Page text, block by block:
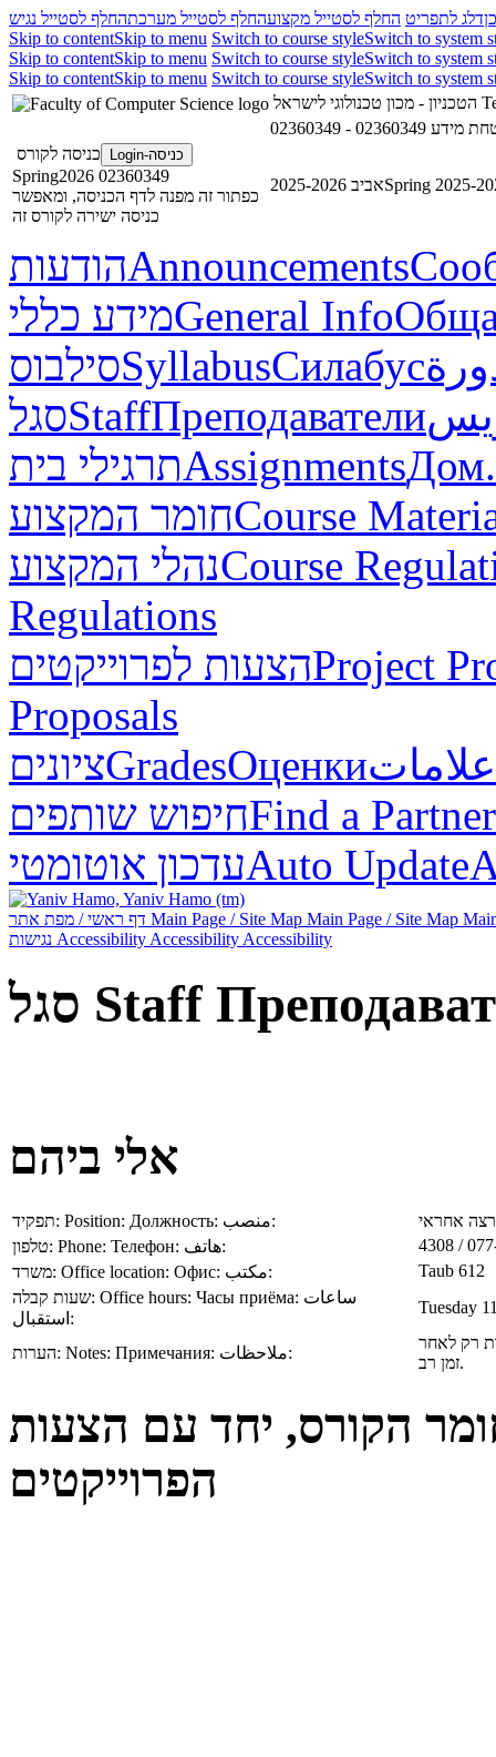
דלג לתפריט החלף לסטייל מקצועהחלף לסטייל מערכתהחלף לסטייל נגיש
Skip to contentSkip to menu Switch to course styleSwitch to system
Skip to contentSkip to menu Switch to course styleSwitch to system
Skip to contentSkip to menu Switch to course styleSwitch to system
באבטחת מידע
כניסה-Login
כניסה לקורס
02360349 Spring2026
כפתור זה מפנה לדף הכניסה, ומאפשר
כניסה ישירה לקורס זה
אביב 2025-2026Spring 2025-
הודעותAnnouncements
מידע כלליGeneral Info
סילבוסSyllabusСилабус
סגלStaffПреподаватели
תרגילי ביתAssignmentsДом.
חומר המקצועCourse
נהלי המקצועCourse
Regulations
הצעות לפרוייקטיםProject
Proposals
ציוניםGradesОценкиعلامات
חיפוש שותפיםFind a Partner
עדכון אוטומטיAuto Update
Main Page / Site Map Main Page / Site Map
Accessibility Accessibility Accessibility
סגל Staff
אלי ביהם
תפקיד: Position: Должность: منصب:
אחראי
טלפון: Phone: Телефон: هاتف:
4308 /
משרד: Office location: Офис: مكتب:
Taub 612
שעות קבלה: Office hours: Часы приёма: ساعات
استقبال:
Tuesday
הערות: Notes: Примечания: ملاحظات:
רק לאחר
זמן רב.
הקורס, יחד עם הצעות
הפרוייקטים